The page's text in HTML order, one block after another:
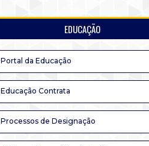
EDUCAÇÃO
Portal da Educação
Educação Contrata
Processos de Designação